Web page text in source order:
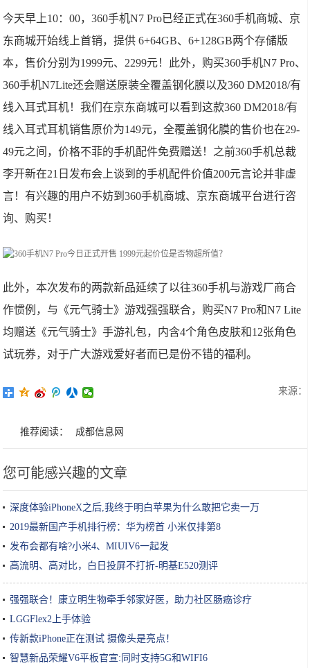
今天早上10：00，360手机N7 Pro已经正式在360手机商城、京
东商城开始线上首销，提供 6+64GB、6+128GB两个存储版
本，售价分别为1999元、2299元！此外，购买360手机N7 Pro、
360手机N7Lite还会赠送原装全覆盖钢化膜以及360 DM2018/有
线入耳式耳机！我们在京东商城可以看到这款360 DM2018/有
线入耳式耳机销售原价为149元，全覆盖钢化膜的售价也在29-
49元之间，价格不菲的手机配件免费赠送！之前360手机总裁
李开新在21日发布会上谈到的手机配件价值200元言论并非虚
言！有兴趣的用户不妨到360手机商城、京东商城平台进行咨
询、购买！
此外，本次发布的两款新品延续了以往360手机与游戏厂商合
作惯例，与《元气骑士》游戏强强联合，购买N7 Pro和N7 Lite
均赠送《元气骑士》手游礼包，内含4个角色皮肤和12张角色
试玩券，对于广大游戏爱好者而已是份不错的福利。
来源：
推荐阅读： 成都信息网
您可能感兴趣的文章
深度体验iPhoneX之后,我终于明白苹果为什么敢把它卖一万
2019最新国产手机排行榜：华为榜首 小米仅排第8
发布会都有啥?小米4、MIUIV6一起发
高流明、高对比，白日投屏不打折-明基E520测评
强强联合！康立明生物牵手邻家好医，助力社区肠癌诊疗
LGGFlex2上手体验
传新款iPhone正在测试 摄像头是亮点！
智慧新品荣耀V6平板官宣:同时支持5G和WIFI6